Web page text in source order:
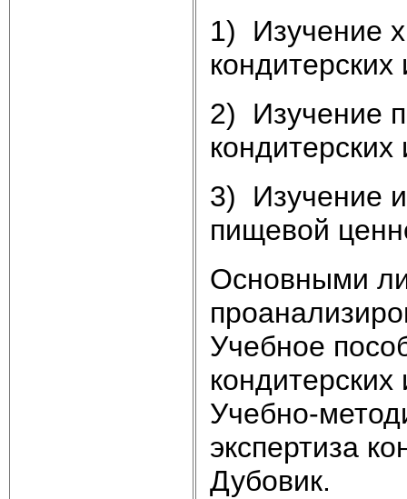
1) Изучение
кондитерских
2) Изучение
3) Изучение
пищевой
Основными
Учебное
Учебно-
экспертиза
Дубовик.